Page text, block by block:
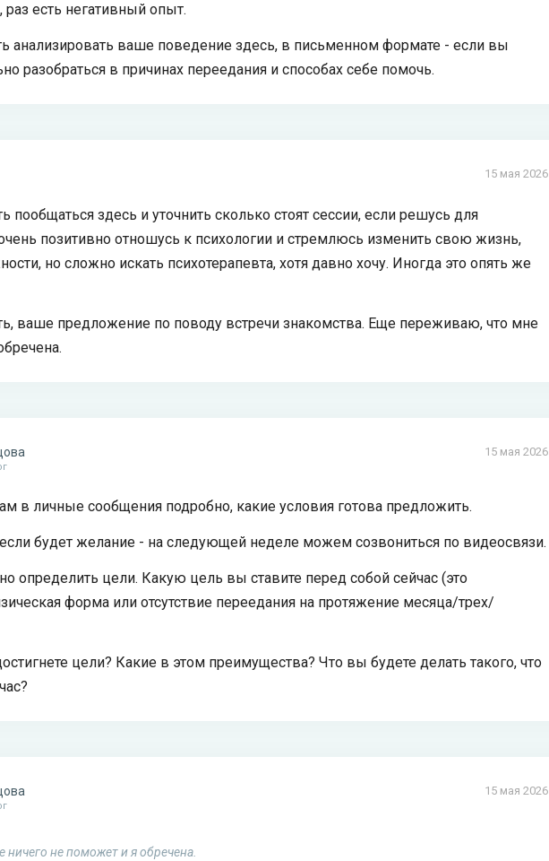
есть негативный опыт.
анализировать ваше поведение здесь, в письменном формате - если вы
разобраться в причинах переедания и способах себе помочь.
15 мая 2026
пообщаться здесь и уточнить сколько стоят сессии, если решусь для
позитивно отношусь к психологии и стремлюсь изменить свою жизнь,
но сложно искать психотерапевта, хотя давно хочу. Иногда это опять же
ваше предложение по поводу встречи знакомства. Еще переживаю, что мне
15 мая 2026
в личные сообщения подробно, какие условия готова предложить.
будет желание - на следующей неделе можем созвониться по видеосвязи.
определить цели. Какую цель вы ставите перед собой сейчас (это
форма или отсутствие переедания на протяжение месяца/трех/
цели? Какие в этом преимущества? Что вы будете делать такого, что
15 мая 2026
не поможет и я обречена.